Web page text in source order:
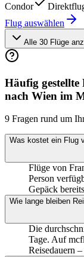
Condor
Flug auswählen
Alle 30 Flüge
Häufig
nach Wien im
9 Fragen rund um
Was kostet ein Flug
Flüge von
Person
Gepäck
Wie lange bleiben
Die
Tage. Auf
Reisedauern